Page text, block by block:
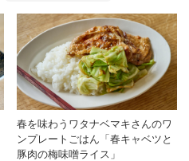
春を味わうワタナベマキさんのワ
ンプレートごはん「春キャベツと
豚肉の梅味噌ライス」